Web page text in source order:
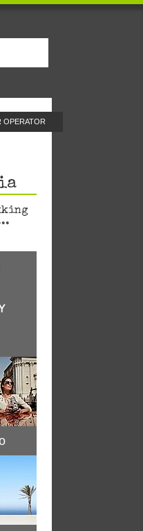
OPERATOR